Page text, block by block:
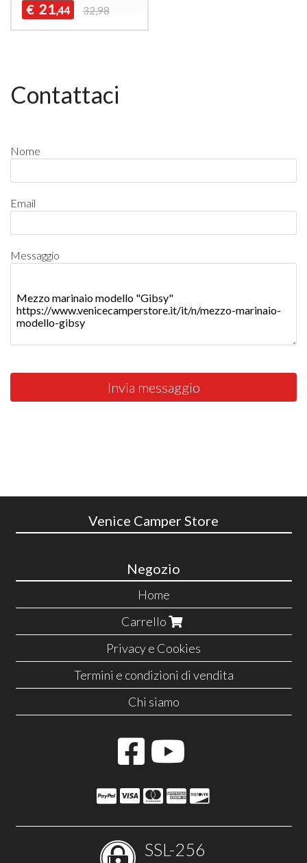
€ 21,44 32,98
Contattaci
Nome
Email
Messaggio
Invia messaggio
Venice Camper Store
Negozio
Home
Carrello
Privacy e Cookies
Termini e condizioni di vendita
Chi siamo
SSL-256